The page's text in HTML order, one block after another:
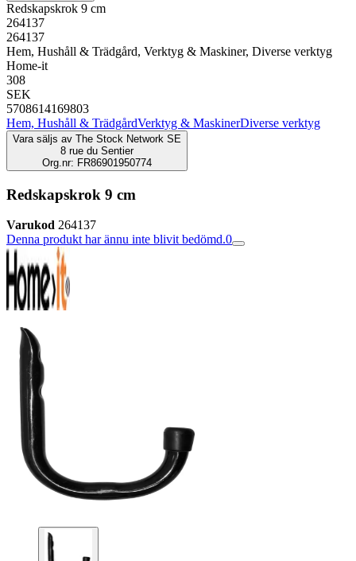
Redskapskrok 9 cm
264137
264137
Hem, Hushåll & Trädgård, Verktyg & Maskiner, Diverse verktyg
Home-it
308
SEK
5708614169803
Hem, Hushåll & TrädgårdVerktyg & MaskinerDiverse verktyg
Vara säljs av The Stock Network SE
8 rue du Sentier
Org.nr: FR86901950774
Redskapskrok 9 cm
Varukod 264137
Denna produkt har ännu inte blivit bedömd.0